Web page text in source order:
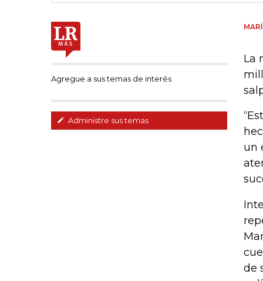
Agregue a sus temas de interés
Administre sus temas
La
un
de